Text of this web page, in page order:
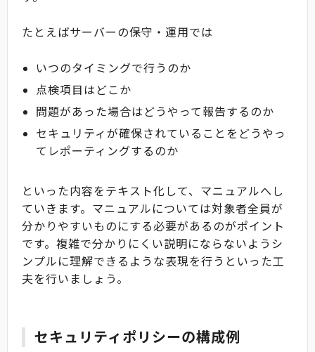
たとえばサーバーの保守・運用では
いつのタイミングで行うのか
点検項目はどこか
問題があった場合はどうやって報告するのか
セキュリティが確保されていることをどうやっ
てレポーティングするのか
といった内容をテキスト化して、マニュアルへし
ていきます。マニュアルについては対象者全員が
分かりやすいものにする必要があるのがポイント
です。複雑で分かりにくい説明にならないようシ
ンプルに理解できるような表現を行うといった工
夫を行いましょう。
セキュリティポリシーの構成例